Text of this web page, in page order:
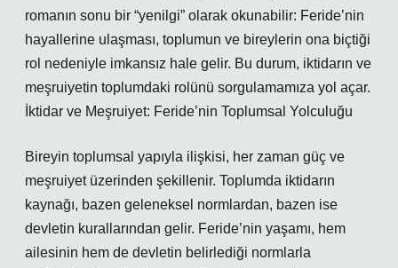
romanın sonu bir “yenilgi” olarak okunabilir: Feride’nin
hayallerine ulaşması, toplumun ve bireylerin ona biçtiği
rol nedeniyle imkansız hale gelir. Bu durum, iktidarın ve
meşruiyetin toplumdaki rolünü sorgulamamıza yol açar.
İktidar ve Meşruiyet: Feride’nin Toplumsal Yolculuğu
Bireyin toplumsal yapıyla ilişkisi, her zaman güç ve
meşruiyet üzerinden şekillenir. Toplumda iktidarın
kaynağı, bazen geleneksel normlardan, bazen ise
devletin kurallarından gelir. Feride’nin yaşamı, hem
ailesinin hem de devletin belirlediği normlarla